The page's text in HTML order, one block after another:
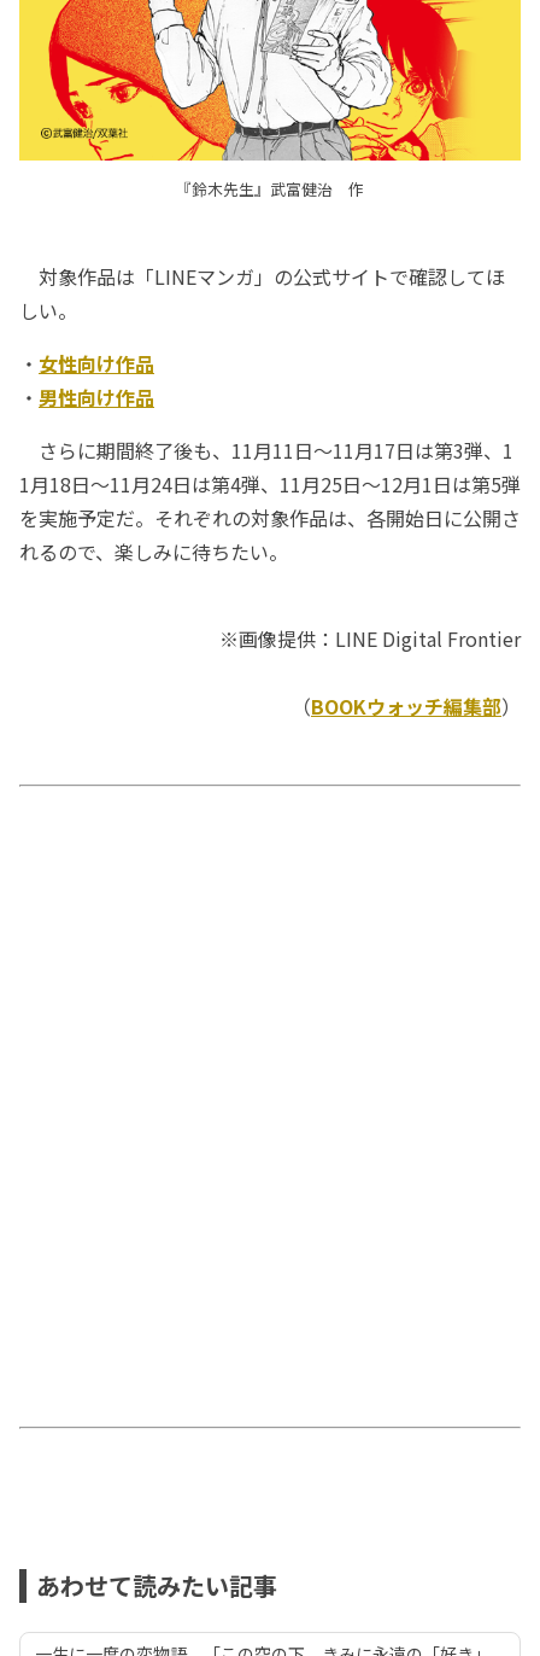
『鈴木先生』武富健治 作
対象作品は「LINEマンガ」の公式サイトで確認してほ
しい。
・ 女性向け作品
・ 男性向け作品
さらに期間終了後も、11月11日～11月17日は第3弾、1
1月18日～11月24日は第4弾、11月25日～12月1日は第5弾
を実施予定だ。それぞれの対象作品は、各開始日に公開さ
れるので、楽しみに待ちたい。
※画像提供：LINE Digital Frontier
（BOOKウォッチ編集部）
あわせて読みたい記事